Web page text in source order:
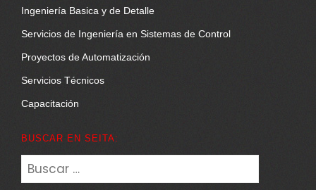
Ingeniería Basica y de Detalle
Servicios de Ingeniería en Sistemas de Control
Proyectos de Automatización
Servicios Técnicos
Capacitación
BUSCAR EN SEITA:
Buscar: